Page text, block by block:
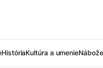
HistóriaKultúra a umenie